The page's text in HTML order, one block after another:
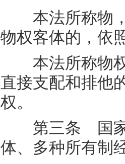
本法所称物，
物权客体的，依
本法所称物权
直接支配和排他
权。
第三条 国家
体、多种所有制